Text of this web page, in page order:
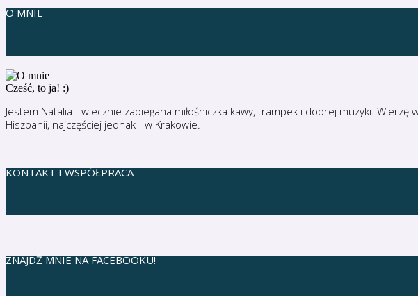
O MNIE
Cześć, to ja! :)
Jestem Natalia - wiecznie zabiegana miłośniczka kawy, trampek i dobrej muzyki.
Hiszpanii, najczęściej jednak - w Krakowie.
KONTAKT I WSPÓŁPRACA
ZNAJDŹ MNIE NA FACEBOOKU!